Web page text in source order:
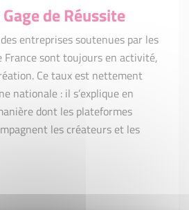
de Réussite
entreprises soutenues par les
sont toujours en activité,
Ce taux est nettement
nationale : il s’explique en
dont les plateformes
les créateurs et les